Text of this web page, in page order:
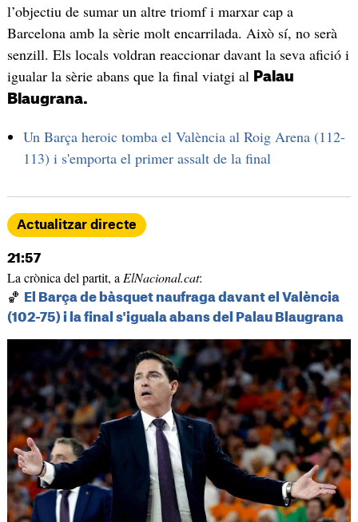
l’objectiu de sumar un altre triomf i marxar cap a
Barcelona amb la sèrie molt encarrilada. Això sí, no serà
senzill. Els locals voldran reaccionar davant la seva afició i
igualar la sèrie abans que la final viatgi al Palau
Blaugrana.
Un Barça heroic tomba el València al Roig Arena (112-
113) i s'emporta el primer assalt de la final
Actualitzar directe
21:57
La crònica del partit, aElNacional.cat:
🏀
El Barça de bàsquet naufraga davant el València
(102-75) i la final s'iguala abans del Palau Blaugrana